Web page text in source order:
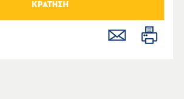
ΚΡΑΤΗΣΗ